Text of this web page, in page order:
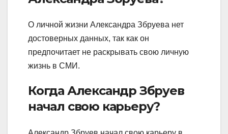
О личной жизни Александра Збруева нет
достоверных данных, так как он
предпочитает не раскрывать свою личную
жизнь в СМИ.
Когда Александр Збруев
начал свою карьеру?